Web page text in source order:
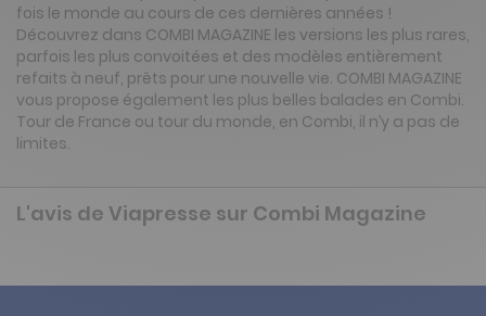
fois le monde au cours de ces dernières années !
Découvrez dans COMBI MAGAZINE les versions les plus rares,
parfois les plus convoitées et des modèles entièrement
refaits à neuf, prêts pour une nouvelle vie. COMBI MAGAZINE
vous propose également les plus belles balades en Combi.
Tour de France ou tour du monde, en Combi, il n’y a pas de
limites.
L'avis de Viapresse sur Combi Magazine